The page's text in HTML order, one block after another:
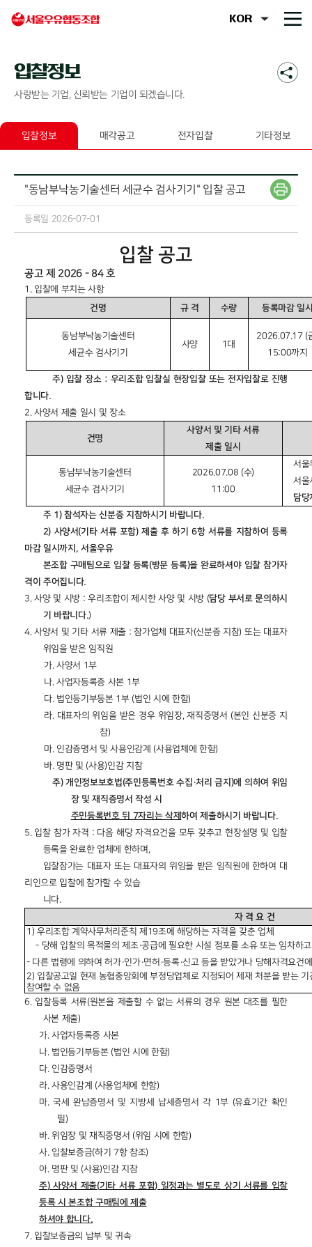
입찰정보
사랑받는 기업, 신뢰받는 기업이 되겠습니다.
입찰정보 매각공고 전자입찰 기타정보
"동남부낙농기술센터 세균수 검사기기" 입찰 공고
등록일 2026-07-01
입찰 공고
공고 제 2026 - 84 호
1. 입찰에 부치는 사항
건명
규 격 수량 등록마감 일
동남부낙농기술센터
세균수 검사기기
사양 1 대
2026.07.17 (
15:00까지
주) 입찰 장소: 우리조합 입찰실 현장입찰 또는 전자입찰로 진행
합니다.
2. 사양서 제출 일시 및 장소
건명
사양서 및 기타 서류
제출 일시
동남부낙농기술센터
세균수 검사기기
2026.07.08 (수)
11:00
서울
서울
담당
주 1) 참석자는 신분증 지참하시기 바랍니다.
2) 사양서(기타 서류 포함)제출 후 하기 6항 서류를 지참하여 등록
마감 일시까지 , 서울우유
본조합 구매팀으로 입찰 등록(방문 등록)을 완료하셔야 입찰 참가자
격이 주어집니다.
3. 사양 및 시방 :우리조합이 제시한 사양 및 시방 (담당 부서로 문의하시
기 바랍니다.)
4. 사양서 및 기타 서류 제출:참가업체 대표자(신분증 지참) 또는 대표자
위임을 받은 임직원
가. 사양서 1부
나. 사업자등록증 사본1부
다. 법인등기부등본 1 부 (법인 시에 한함)
라. 대표자의 위임을 받은 경우 위임장,재직증명서 (본인 신분증 지
참)
마. 인감증명서 및 사용인감계 (사용업체에 한함)
바. 명판 및 (사용)인감 지참
주)개인정보보호법(주민등록번호 수집·처리 금지 )에 의하여 위임
장 및 재직증명서 작성 시
주민등록번호 뒤 7자리는 삭제하여 제출하시기 바랍니다.
5. 입찰 참가 자격 : 다음 해당 자격요건을 모두 갖추고 현장설명 및 입찰
등록을 완료한 업체에 한하며 ,
입찰참가는 대표자 또는 대표자의 위임을 받은 임직원에 한하여 대
리인으로 입찰에 참가할 수 있습
니다.
자 격 요 건
1) 우리조합 계약사무처리준칙 제 19조에 해당하는 자격을 갖춘 업체
- 당해 입찰의 목적물의 제조·공급에 필요한 시설 점포를 소유 또는 임차하
- 다른 법령에 의하여 허가·인가·면허 ·등록·신고 등을 받았거나 당해자격요건
2) 입찰공고일 현재 농협중앙회에 부정당업체로 지정되어 제재 처분을 받는
참여할 수 없음
6. 입찰등록 서류(원본을 제출할 수 없는 서류의 경우 원본 대조를 필한
사본 제출)
가. 사업자등록증 사본
나. 법인등기부등본 (법인 시에 한함)
다. 인감증명서
라. 사용인감계 (사용업체에 한함)
마. 국세 완납증명서 및 지방세 납세증명서 각1부(유효기간 확인
필)
바. 위임장 및 재직증명서 (위임 시에 한함)
사. 입찰보증금(하기 7항 참조)
아. 명판 및 (사용)인감 지참
주)사양서 제출(기타 서류 포함) 일정과는 별도로 상기 서류를 입찰
등록 시 본조합 구매팀에 제출
하셔야 합니다.
7. 입찰보증금의 납부 및 귀속